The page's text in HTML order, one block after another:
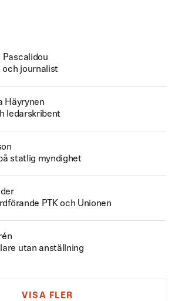
Pascalidou
och journalist
Häyrynen
ledarskribent
statlig myndighet
PTK och Unionen
utan anställning
VISA FLER